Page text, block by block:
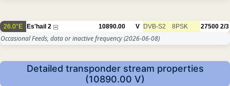
26.0°E Es'hail 2 10890.00 V DVB-S2 8PSK 27500 2/3
Occasional Feeds, data or inactive frequency(2026-06-08)
Detailed transponder stream properties
(10890.00 V)